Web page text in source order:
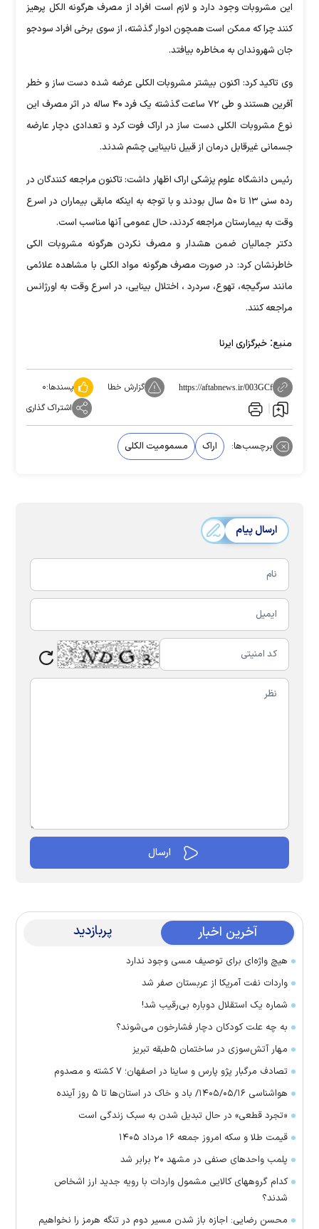
این مشروبات وجود دارد و لازم است افراد از مصرف هرگونه الکل پرهیز
کنند چرا که ممکن است همچون ادوار گذشته، از سوی برخی افراد سودجو
جان شهروندان به مخاطره بیافتد.
وی تاکید کرد: اکنون بیشتر مشروبات الکلی عرضه شده دست‌ ساز و خطر
آفرین هستند و طی ۷۲ ساعت گذشته یک فرد ۴۰ ساله در اثر مصرف این
نوع مشروبات الکلی دست ساز در اراک فوت کرد و تعدادی دچار عارضه
جسمانی غیرقابل درمان از قبیل نابینایی چشم شدند.
رئیس دانشگاه علوم پزشکی اراک اظهار داشت: تاکنون مراجعه کنندگان در
رده سنی ۱۳ تا ۵۰ سال بودند و با توجه به اینکه مابقی بیماران در اسرع
وقت به بیمارستان مراجعه کردند، حال عمومی آنها مناسب است.
دکتر جمالیان ضمن هشدار و مصرف نکردن هرگونه مشروبات الکی
خاطرنشان کرد: در صورت مصرف هرگونه مواد الکلی با مشاهده علائمی
مانند سرگیجه، تهوع، سردرد ، اختلال بینایی، در اسرع وقت به اورژانس
مراجعه کنند.
منبع: خبرگزاری ایرنا
https://aftabnews.ir/003GCf گزارش خطا پسندها:۰
اشتراک گذاری
برچسب‌ها: اراک مسمومیت الکلی
ارسال پیام
آخرین اخبار پربازدید
هیچ واژه‌ای برای توصیف مسی وجود ندارد
واردات نفت آمریکا از عربستان صفر شد
شماره یک استقلال دوباره بی‌رقیب شد!
به چه علت کودکان دچار فشارخون می‌شوند؟
مهار آتش‌سوزی در ساختمان ۵‌طبقه تبریز
تصادف مرگبار پژو پارس و ساینا در اصفهان؛ ۷ کشته و مصدوم
هواشناسی ۱۴۰۵/۰۵/۱۶/ باد و خاک در استان‌ها تا ۵ روز آینده
«تجرد قطعی» در حال تبدیل شدن به سبک زندگی است
قیمت طلا و سکه امروز جمعه ۱۶ مرداد ۱۴۰۵
پلمب واحدهای صنفی در مشهد ۲۰ برابر شد
کدام گروههای کالایی مشمول واردات با رویه جدید ارز اشخاص
شدند؟
محسن رضایی: اجازه باز شدن مسیر دوم در تنگه هرمز را نخواهیم